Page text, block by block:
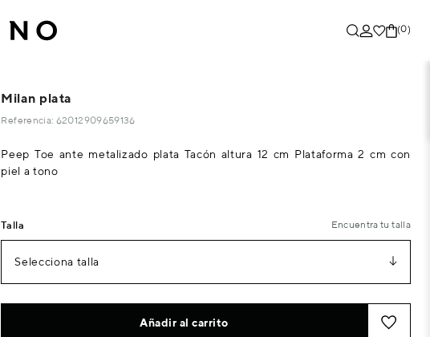
(0)
Milan plata
Referencia: 62012909659136
Peep Toe ante metalizado plata Tacón altura 12 cm Plataforma 2 cm con
piel a tono
Talla Encuentra tu talla
Selecciona talla
Añadir al carrito